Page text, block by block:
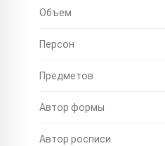
Объем
Персон
Предметов
Автор формы
Автор росписи